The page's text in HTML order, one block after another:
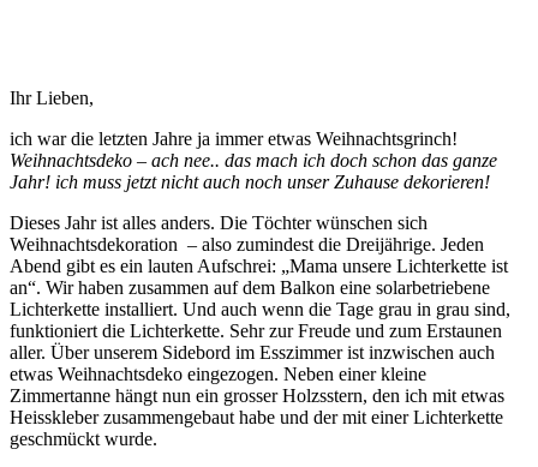
Ihr Lieben,
ich war die letzten Jahre ja immer etwas Weihnachtsgrinch!
Weihnachtsdeko – ach nee.. das mach ich doch schon das ganze
Jahr! ich muss jetzt nicht auch noch unser Zuhause dekorieren!
Dieses Jahr ist alles anders. Die Töchter wünschen sich
Weihnachtsdekoration – also zumindest die Dreijährige. Jeden
Abend gibt es ein lauten Aufschrei: „Mama unsere Lichterkette ist
an“. Wir haben zusammen auf dem Balkon eine solarbetriebene
Lichterkette installiert. Und auch wenn die Tage grau in grau sind,
funktioniert die Lichterkette. Sehr zur Freude und zum Erstaunen
aller. Über unserem Sidebord im Esszimmer ist inzwischen auch
etwas Weihnachtsdeko eingezogen. Neben einer kleine
Zimmertanne hängt nun ein grosser Holzsstern, den ich mit etwas
Heisskleber zusammengebaut habe und der mit einer Lichterkette
geschmückt wurde.